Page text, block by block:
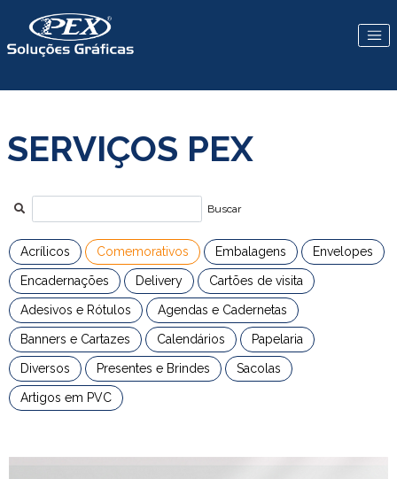
SERVIÇOS PEX
Buscar
Acrílicos Comemorativos Embalagens Envelopes
Encadernações Delivery Cartões de visita
Adesivos e Rótulos Agendas e Cadernetas
Banners e Cartazes Calendários Papelaria
Diversos Presentes e Brindes Sacolas
Artigos em PVC